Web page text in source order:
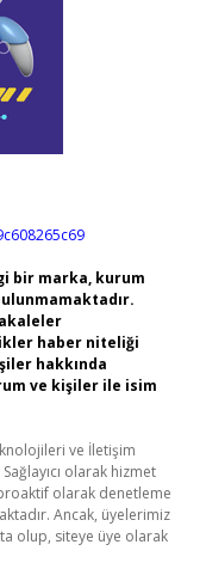
bir marka, kurum
haber niteliği
hakkında
ve kişiler ile isim
ve İletişim
olarak hizmet
olarak denetleme
Ancak, üyelerimiz
olup, siteye üye olarak